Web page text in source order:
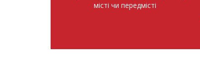
місті чи передмісті